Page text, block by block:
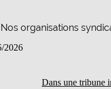
Nos organisations
2026
Dans une tribune